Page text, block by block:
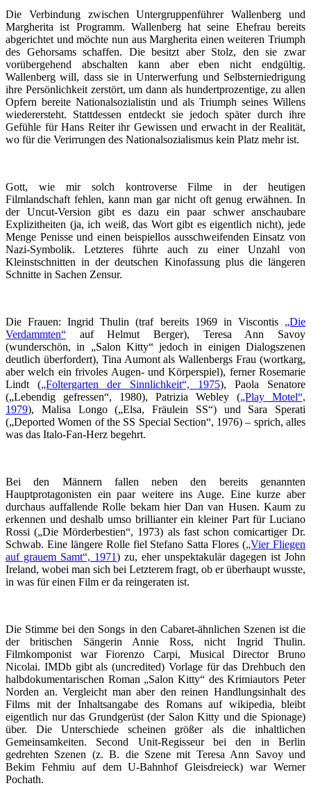
Die Verbindung zwischen Untergruppenführer Wallenberg und
Margherita ist Programm. Wallenberg hat seine Ehefrau bereits
abgerichtet und möchte nun aus Margherita einen weiteren Triumph
des Gehorsams schaffen. Die besitzt aber Stolz, den sie zwar
vorübergehend abschalten kann aber eben nicht endgültig.
Wallenberg will, dass sie in Unterwerfung und Selbsterniedrigung
ihre Persönlichkeit zerstört, um dann als hundertprozentige, zu allen
Opfern bereite Nationalsozialistin und als Triumph seines Willens
wiederersteht. Stattdessen entdeckt sie jedoch später durch ihre
Gefühle für Hans Reiter ihr Gewissen und erwacht in der Realität,
wo für die Verirrungen des Nationalsozialismus kein Platz mehr ist.
Gott, wie mir solch kontroverse Filme in der heutigen
Filmlandschaft fehlen, kann man gar nicht oft genug erwähnen. In
der Uncut-Version gibt es dazu ein paar schwer anschaubare
Explizitheiten (ja, ich weiß, das Wort gibt es eigentlich nicht), jede
Menge Penisse und einen beispiellos ausschweifenden Einsatz von
Nazi-Symbolik. Letzteres führte auch zu einer Unzahl von
Kleinstschnitten in der deutschen Kinofassung plus die längeren
Schnitte in Sachen Zensur.
Die Frauen: Ingrid Thulin (traf bereits 1969 in Viscontis „Die
Verdammten“ auf Helmut Berger), Teresa Ann Savoy
(wunderschön, in „Salon Kitty“ jedoch in einigen Dialogszenen
deutlich überfordert), Tina Aumont als Wallenbergs Frau (wortkarg,
aber welch ein frivoles Augen- und Körperspiel), ferner Rosemarie
Lindt („Foltergarten der Sinnlichkeit“, 1975), Paola Senatore
(„Lebendig gefressen“, 1980), Patrizia Webley („Play Motel“,
1979), Malisa Longo („Elsa, Fräulein SS“) und Sara Sperati
(„Deported Women of the SS Special Section“, 1976) – sprich, alles
was das Italo-Fan-Herz begehrt.
Bei den Männern fallen neben den bereits genannten
Hauptprotagonisten ein paar weitere ins Auge. Eine kurze aber
durchaus auffallende Rolle bekam hier Dan van Husen. Kaum zu
erkennen und deshalb umso brillianter ein kleiner Part für Luciano
Rossi („Die Mörderbestien“, 1973) als fast schon comicartiger Dr.
Schwab. Eine längere Rolle fiel Stefano Satta Flores („Vier Fliegen
auf grauem Samt“, 1971) zu, eher unspektakulär dagegen ist John
Ireland, wobei man sich bei Letzterem fragt, ob er überhaupt wusste,
in was für einen Film er da reingeraten ist.
Die Stimme bei den Songs in den Cabaret-ähnlichen Szenen ist die
der britischen Sängerin Annie Ross, nicht Ingrid Thulin.
Filmkomponist war Fiorenzo Carpi, Musical Director Bruno
Nicolai. IMDb gibt als (uncredited) Vorlage für das Drehbuch den
halbdokumentarischen Roman „Salon Kitty“ des Krimiautors Peter
Norden an. Vergleicht man aber den reinen Handlungsinhalt des
Films mit der Inhaltsangabe des Romans auf wikipedia, bleibt
eigentlich nur das Grundgerüst (der Salon Kitty und die Spionage)
über. Die Unterschiede scheinen größer als die inhaltlichen
Gemeinsamkeiten. Second Unit-Regisseur bei den in Berlin
gedrehten Szenen (z. B. die Szene mit Teresa Ann Savoy und
Bekim Fehmiu auf dem U-Bahnhof Gleisdreieck) war Werner
Pochath.